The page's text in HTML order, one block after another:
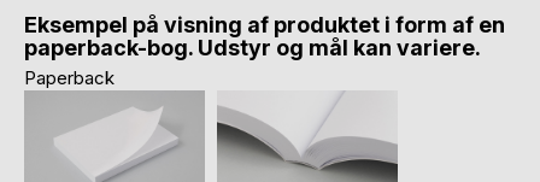
Eksempel på visning af produktet i form af en
paperback-bog. Udstyr og mål kan variere.
Paperback